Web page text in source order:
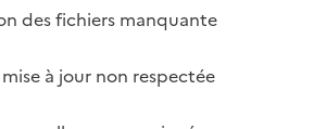
des fichiers manquante
à jour non respectée